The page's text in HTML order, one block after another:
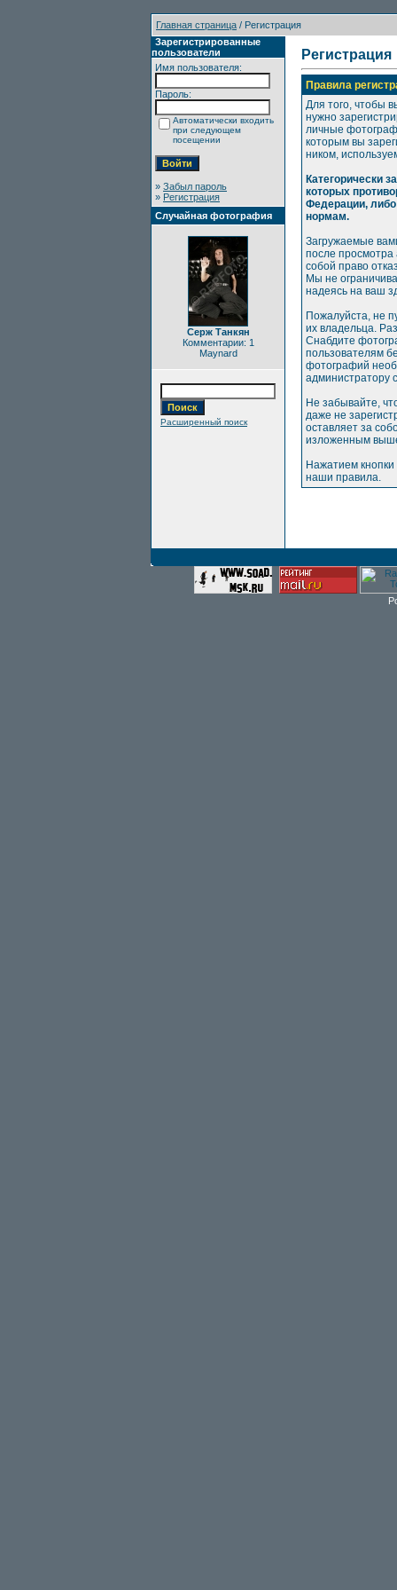
Главная страница / Регистрация
Зарегистрированные
пользователи
Имя пользователя:
Пароль:
Автоматически входить
при следующем
посещении
» Забыл пароль
» Регистрация
Случайная фотография
Серж Танкян
Комментарии: 1
Maynard
Расширенный поиск
Регистрация
Правила
Для того, чтобы
нужно
личные
которым вы
ником,
Категорически
которых
Федерации,
нормам.
Загружаемые
после просмотра
собой право
Мы не
надеясь на ваш
Пожалуйста, не
их владельца.
Снабдите
пользователям
фотографий
администратору
Не забывайте,
даже не
оставляет за
изложенным
Нажатием
наши правила.